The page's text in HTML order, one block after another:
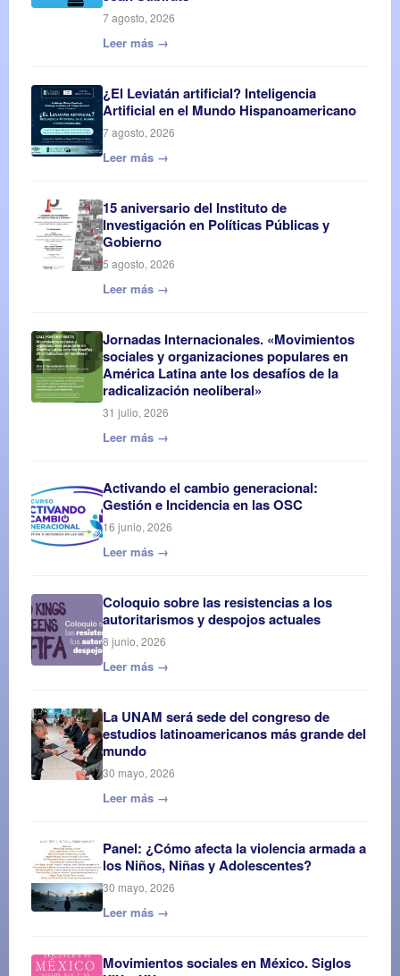
7 agosto, 2026
Leer más →
¿El Leviatán artificial? Inteligencia
Artificial en el Mundo Hispanoamericano
7 agosto, 2026
Leer más →
15 aniversario del Instituto de
Investigación en Políticas Públicas y
Gobierno
5 agosto, 2026
Leer más →
Jornadas Internacionales. «Movimientos
sociales y organizaciones populares en
América Latina ante los desafíos de la
radicalización neoliberal»
31 julio, 2026
Leer más →
Activando el cambio generacional:
Gestión e Incidencia en las OSC
16 junio, 2026
Leer más →
Coloquio sobre las resistencias a los
autoritarismos y despojos actuales
8 junio, 2026
Leer más →
La UNAM será sede del congreso de
estudios latinoamericanos más grande del
mundo
30 mayo, 2026
Leer más →
Panel: ¿Cómo afecta la violencia armada a
los Niños, Niñas y Adolescentes?
30 mayo, 2026
Leer más →
Movimientos sociales en México. Siglos